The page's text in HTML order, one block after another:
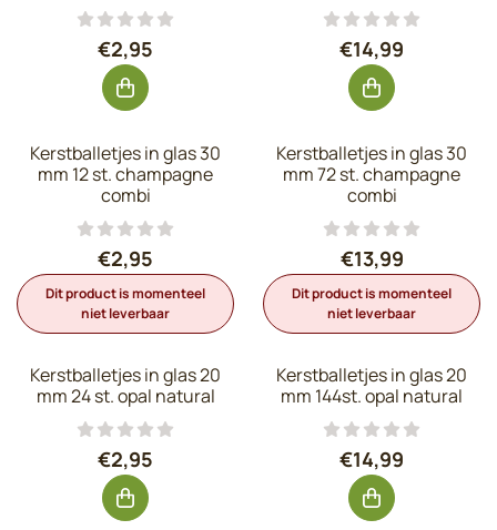
Prijs: 2,95, exclusief btw: 2,44
€2,95 Prijs: 14,99,
€14,99
Kerstballetjes in glas 30
mm 12 st. champagne
combi
Prijs: 2,95, exclusief btw: 2,44
€2,95
Dit product is momenteel
niet leverbaar
Kerstballetjes in glas 30
mm 72 st. champagne
combi
Prijs: 13,99,
€13,99
Dit product is momenteel
niet leverbaar
Kerstballetjes in glas 20
mm 24 st. opal natural
Prijs: 2,95, exclusief btw: 2,44
€2,95
Kerstballetjes in glas 20
mm 144st. opal natural
Prijs: 14,99,
€14,99